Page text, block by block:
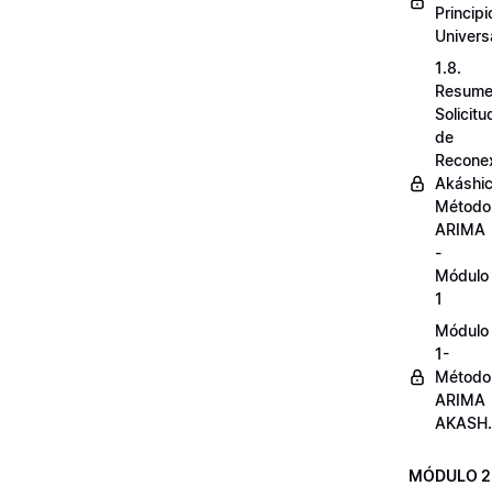
1.8.
de
Método
ARIMA
-
Módulo
1
Módulo
1-
Método
ARIMA
MÓDULO